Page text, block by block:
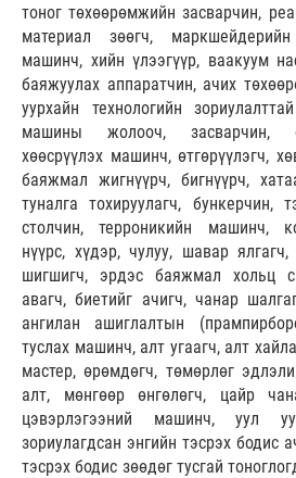
тоног төхөөрөмжийн засварчин,
материал зөөгч,
машинч, хийн үлээгүүр, ваакуум
баяжуулах аппаратчин, ачих
уурхайн технологийн
машины жолооч, засварчин,
хөөсрүүлэх машинч, өтгөрүүлэгч,
баяжмал жигнүүрч, бигнүүрч,
туналга тохируулагч, бункерчин,
столчин, терроникийн машинч,
нүүрс, хүдэр, чулуу, шавар ялгагч,
шигшигч, эрдэс баяжмал хольц
авагч, биетийг ачигч, чанар
ангилан ашиглалтын
туслах машинч, алт угаагч, алт
мастер, өрөмдөгч, төмөрлөг
алт, мөнгөөр өнгөлөгч, цайр
цэвэрлэгээний машинч, уул
зориулагдсан энгийн тэсрэх бодис
тэсрэх бодис зөөдөг тусгай